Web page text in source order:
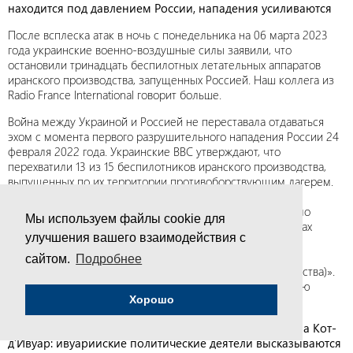
Мы используем файлы cookie для
улучшения вашего взаимодействия с
сайтом. Подробнее
Хорошо
находится под давлением России, нападения усиливаются
После всплеска атак в ночь с понедельника на 06 марта 2023
года украинские военно-воздушные силы заявили, что
остановили тринадцать беспилотных летательных аппаратов
иранского производства, запущенных Россией. Наш коллега из
Radio France International говорит больше.
Война между Украиной и Россией не переставала отдаваться
эхом с момента первого разрушительного нападения России 24
февраля 2022 года. Украинские ВВС утверждают, что
перехватили 13 из 15 беспилотников иранского производства,
выпущенных по их территории противоборствующим лагерем.
Генеральный штаб заявил, что за последние 24 часа было
отбито «более 130 вражеских атак» на нескольких участках
фронта, включая Купянск, Лиман, Бахмут и Авдеевку.
«Российские оккупанты атаковали Украину с помощью
беспилотника Shahed-131/136 (промышленного производства)».
Теперь Донбасс больше не является единственной целью
Влияние европейских санкций против России на Кот-
д’Ивуар: ивуарийские политические деятели высказываются